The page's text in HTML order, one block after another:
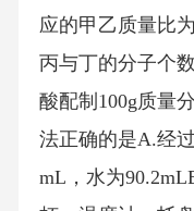
应的甲乙质量比
丙与丁的分子个
酸配制100g质量
法正确的是A.经
mL，水为